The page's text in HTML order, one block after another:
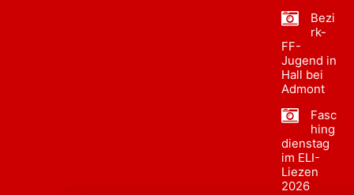
Bezi
rk-
FF-
Jugend in
Hall bei
Admont
Fasc
hing
dienstag
im ELI-
Liezen
2026